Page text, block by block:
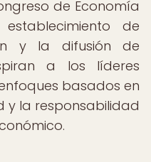
de Economía
de
y la difusión de
a los líderes
basados en
y la responsabilidad